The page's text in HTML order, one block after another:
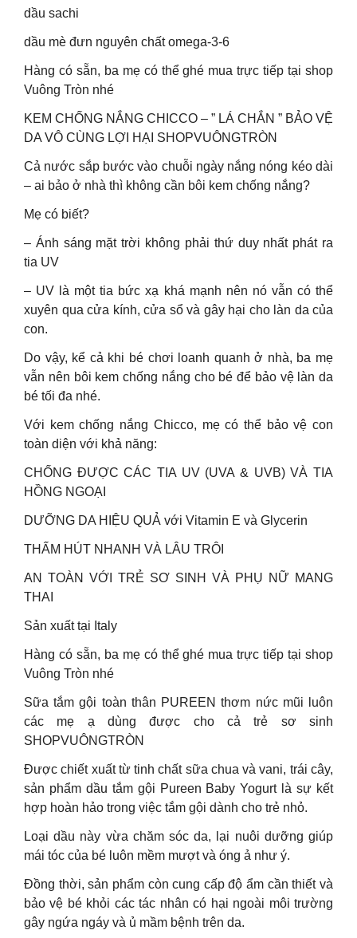
dầu sachi
dầu mè đưn nguyên chất omega-3-6
Hàng có sẵn, ba mẹ có thể ghé mua trực tiếp tại shop
Vuông Tròn nhé
KEM CHỐNG NẮNG CHICCO – ” LÁ CHẮN ” BẢO VỆ
DA VÔ CÙNG LỢI HẠI SHOPVUÔNGTRÒN
Cả nước sắp bước vào chuỗi ngày nắng nóng kéo dài
– ai bảo ở nhà thì không cần bôi kem chống nắng?
Mẹ có biết?
– Ánh sáng mặt trời không phải thứ duy nhất phát ra
tia UV
– UV là một tia bức xạ khá mạnh nên nó vẫn có thể
xuyên qua cửa kính, cửa sổ và gây hại cho làn da của
con.
Do vậy, kể cả khi bé chơi loanh quanh ở nhà, ba mẹ
vẫn nên bôi kem chống nắng cho bé để bảo vệ làn da
bé tối đa nhé.
Với kem chống nắng Chicco, mẹ có thể bảo vệ con
toàn diện với khả năng:
CHỐNG ĐƯỢC CÁC TIA UV (UVA & UVB) VÀ TIA
HỒNG NGOẠI
DƯỠNG DA HIỆU QUẢ với Vitamin E và Glycerin
THẤM HÚT NHANH VÀ LÂU TRÔI
AN TOÀN VỚI TRẺ SƠ SINH VÀ PHỤ NỮ MANG
THAI
Sản xuất tại Italy
Hàng có sẵn, ba mẹ có thể ghé mua trực tiếp tại shop
Vuông Tròn nhé
Sữa tắm gội toàn thân PUREEN thơm nức mũi luôn
các mẹ ạ dùng được cho cả trẻ sơ sinh
SHOPVUÔNGTRÒN
Được chiết xuất từ tinh chất sữa chua và vani, trái cây,
sản phẩm dầu tắm gội Pureen Baby Yogurt là sự kết
hợp hoàn hảo trong việc tắm gội dành cho trẻ nhỏ.
Loại dầu này vừa chăm sóc da, lại nuôi dưỡng giúp
mái tóc của bé luôn mềm mượt và óng ả như ý.
Đồng thời, sản phẩm còn cung cấp độ ẩm cần thiết và
bảo vệ bé khỏi các tác nhân có hại ngoài môi trường
gây ngứa ngáy và ủ mầm bệnh trên da.